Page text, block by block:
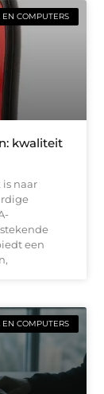
EN COMPUTERS
kwaliteit
is naar
een
EN COMPUTERS